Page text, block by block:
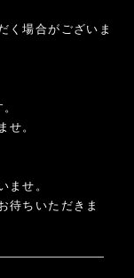
く場合がございま
せ。
ませ。
待ちいただきま